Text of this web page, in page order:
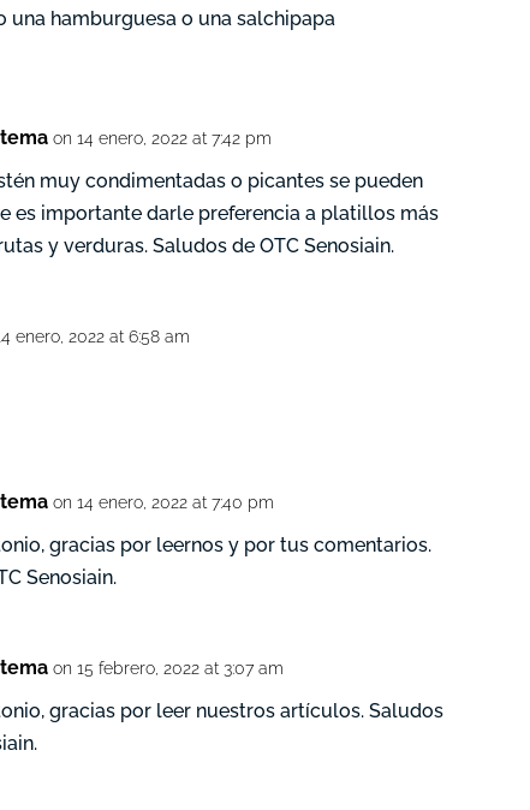
una hamburguesa o una salchipapa
on 14 enero, 2022 at 7:42 pm
muy condimentadas o picantes se pueden
es importante darle preferencia a platillos más
y verduras. Saludos de OTC Senosiain.
enero, 2022 at 6:58 am
on 14 enero, 2022 at 7:40 pm
gracias por leernos y por tus comentarios.
Senosiain.
on 15 febrero, 2022 at 3:07 am
gracias por leer nuestros artículos. Saludos